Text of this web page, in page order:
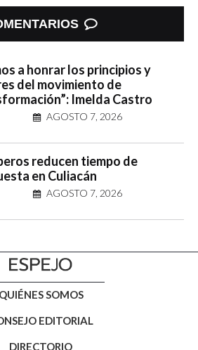
a honrar los principios y
del movimiento de
Imelda Castro
AGOSTO 7, 2026
reducen tiempo de
en Culiacán
AGOSTO 7, 2026
QUIÉNES SOMOS
EDITORIAL
DIRECTORIO